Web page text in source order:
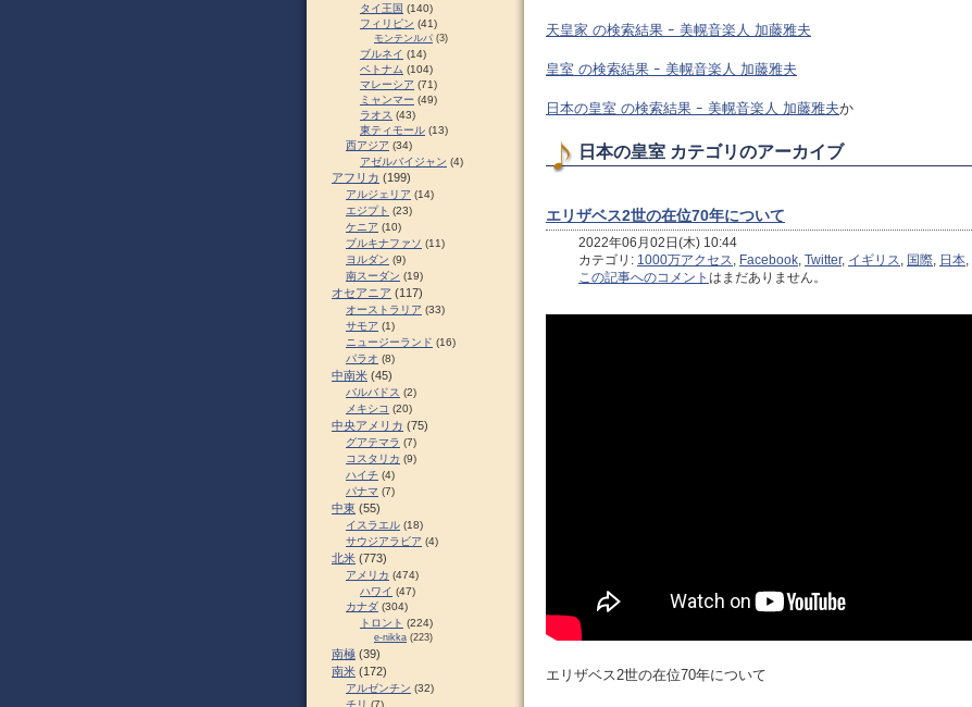
天皇家 の検索結果 ｰ 美幌音楽人 加藤雅夫
皇室 の検索結果 ｰ 美幌音楽人 加藤雅夫
日本の皇室 の検索結果 ｰ 美幌音楽人 加藤雅夫か
日本の皇室 カテゴリのアーカイブ
エリザベス2世の在位70年について
2022年06月02日(木) 10:44
カテゴリ: 1000万アクセス Facebook Twitter, イギリス 国際 日本
この記事へのコメント はまだありません。
エリザベス2世の在位70年について
タイ王国 (140)
フィリピン (41)
モンテンルパ (3)
ブルネイ (14)
ベトナム (104)
マレーシア (71)
ミャンマー (49)
ラオス (43)
東ティモール (13)
西アジア (34)
アゼルバイジャン (4)
アフリカ (199)
アルジェリア (14)
エジプト (23)
ケニア (10)
ブルキナファソ (11)
ヨルダン (9)
南スーダン (19)
オセアニア (117)
オーストラリア (33)
サモア (1)
ニュージーランド (16)
パラオ (8)
中南米 (45)
バルバドス (2)
メキシコ (20)
中央アメリカ (75)
グアテマラ (7)
コスタリカ (9)
ハイチ (4)
パナマ (7)
中東 (55)
イスラエル (18)
サウジアラビア (4)
北米 (773)
アメリカ (474)
ハワイ (47)
カナダ (304)
トロント (224)
e-nikka (223)
南極 (39)
南米 (172)
アルゼンチン (32)
チリ (7)